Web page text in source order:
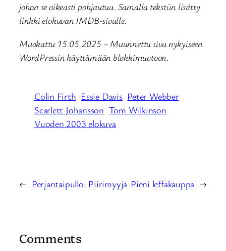
johon se oikeasti pohjautuu. Samalla tekstiin lisätty
linkki elokuvan IMDB-sivulle.
Muokattu 15.05.2025 – Muunnettu sivu nykyiseen
WordPressin käyttämään blokkimuotoon.
Colin Firth Essie Davis Peter Webber
Scarlett Johansson Tom Wilkinson
Vuoden 2003 elokuva
← Perjantaipullo: Piirimyyjä Pieni leffakauppa →
Comments